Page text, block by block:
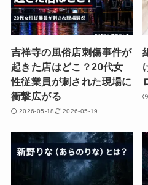
吉祥寺の風俗店刺傷事件が
起きた店はどこ？20代女
性従業員が刺された現場に
衝撃広がる
2026-05-18 2026-05-19